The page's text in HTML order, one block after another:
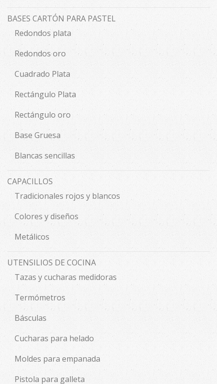
BASES CARTÓN PARA PASTEL
Redondos plata
Redondos oro
Cuadrado Plata
Rectángulo Plata
Rectángulo oro
Base Gruesa
Blancas sencillas
CAPACILLOS
Tradicionales rojos y blancos
Colores y diseños
Metálicos
UTENSILIOS DE COCINA
Tazas y cucharas medidoras
Termómetros
Básculas
Cucharas para helado
Moldes para empanada
Pistola para galleta